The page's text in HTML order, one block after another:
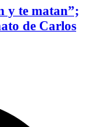
y te matan”;
de Carlos